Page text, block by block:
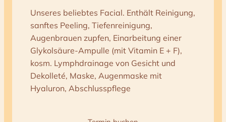
Unseres beliebtes Facial. Enthält Reinigung,
sanftes Peeling, Tiefenreinigung,
Augenbrauen zupfen, Einarbeitung einer
Glykolsäure-Ampulle (mit Vitamin E + F),
kosm. Lymphdrainage von Gesicht und
Dekolleté, Maske, Augenmaske mit
Hyaluron, Abschlusspflege